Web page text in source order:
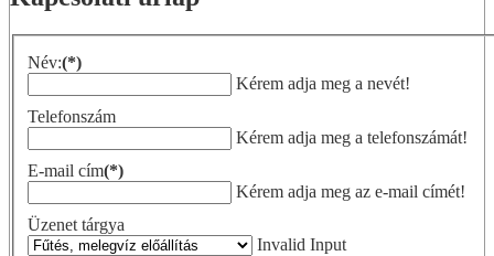
Név:(*)
Kérem adja meg a nevét!
Telefonszám
Kérem adja meg a telefonszámát!
E-mail cím(*)
Kérem adja meg az e-mail címét!
Üzenet tárgya
Invalid Input